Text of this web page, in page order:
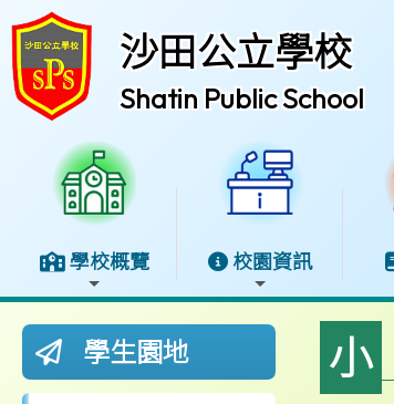
沙田公立學校
Shatin Public School
學校概覽 校園資訊
學生園地